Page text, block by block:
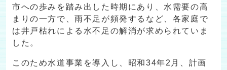
市への歩みを踏み出した時期にあり、水需要の高
まりの一方で、雨不足が頻発するなど、各家庭で
は井戸枯れによる水不足の解消が求められていま
した。
このため水道事業を導入し、昭和34年2月、計画